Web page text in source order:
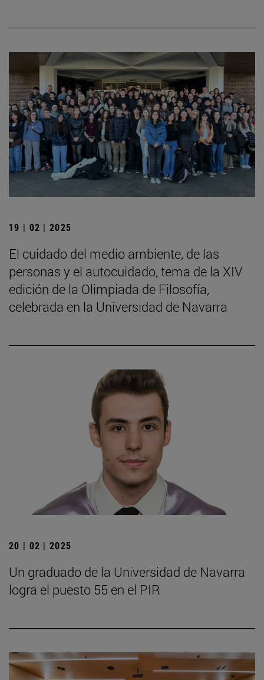
19 | 02 | 2025
El cuidado del medio ambiente, de las
personas y el autocuidado, tema de la XIV
edición de la Olimpiada de Filosofía,
celebrada en la Universidad de Navarra
20 | 02 | 2025
Un graduado de la Universidad de Navarra
logra el puesto 55 en el PIR